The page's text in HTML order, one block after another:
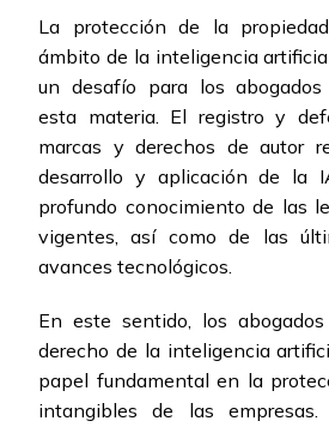
La protección de la
ámbito de la inteligencia
un desafío para los abogados
esta materia. El registro y
marcas y derechos de autor
desarrollo y aplicación de la
profundo conocimiento de las
vigentes, así como de las
avances tecnológicos.
En este sentido, los
derecho de la inteligencia
papel fundamental en la
intangibles de las